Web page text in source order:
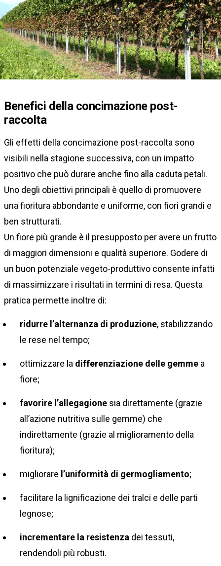
Benefici della concimazione post-
raccolta
Gli effetti della concimazione post-raccolta sono
visibili nella stagione successiva, con un impatto
positivo che può durare anche fino alla caduta petali.
Uno degli obiettivi principali è quello di promuovere
una fioritura abbondante e uniforme, con fiori grandi e
ben strutturati.
Un fiore più grande è il presupposto per avere un frutto
di maggiori dimensioni e qualità superiore. Godere di
un buon potenziale vegeto-produttivo consente infatti
di massimizzare i risultati in termini di resa. Questa
pratica permette inoltre di:
ridurre l’alternanza di produzione, stabilizzando
le rese nel tempo;
ottimizzare la differenziazione delle gemme a
fiore;
favorire l’allegagione sia direttamente (grazie
all’azione nutritiva sulle gemme) che
indirettamente (grazie al miglioramento della
fioritura);
migliorare l’uniformità di germogliamento;
facilitare la lignificazione dei tralci e delle parti
legnose;
incrementare la resistenza dei tessuti,
rendendoli più robusti.